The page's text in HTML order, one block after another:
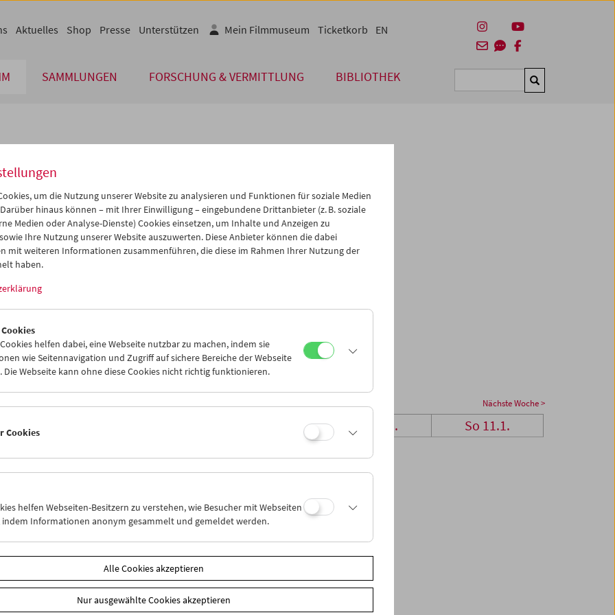
SAMMLUNGEN FORSCHUNG & VERMITTLUNG BIBLIOTHEK Suchen
Aktuelles Shop Presse Unterstützen Mein Filmmuseum Ticketkorb EN
Jan 2015 >>
Mi Do Fr Sa So
31 01 02 03
04
07 08 09 10
11
14 15
21 22
04
iCalender
Programmheft-PDF
English language or subtitles
Nächste Woche >
Mi 7.1. Sa 10.1. So 11.1.
um die Nutzung unserer Website zu analysieren und Funktionen für soziale Medien
hinaus können – mit Ihrer Einwilligung – eingebundene Drittanbieter (z. B. soziale
Medien oder Analyse-Dienste) Cookies einsetzen, um Inhalte und Anzeigen zu
Ihre Nutzung unserer Website auszuwerten. Diese Anbieter können die dabei
mit weiteren Informationen zusammenführen, die diese im Rahmen Ihrer Nutzung der
haben.
helfen dabei, eine Webseite nutzbar zu machen, indem sie
wie Seitennavigation und Zugriff auf sichere Bereiche der Webseite
Die Webseite kann ohne diese Cookies nicht richtig funktionieren.
Cookies
helfen Webseiten-Besitzern zu verstehen, wie Besucher mit Webseiten
indem Informationen anonym gesammelt und gemeldet werden.
Alle Cookies akzeptieren
Nur ausgewählte Cookies akzeptieren